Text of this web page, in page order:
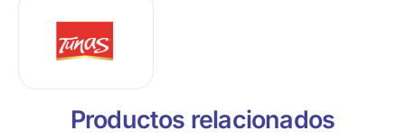
Productos relacionados